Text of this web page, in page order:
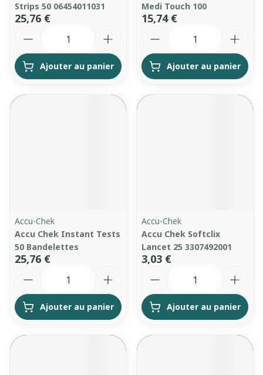
Strips 50 06454011031
25,76 €
Ajouter au panier
Medi Touch 100
15,74 €
Ajouter au panier
Accu-Chek
Accu Chek Instant Tests
50 Bandelettes
25,76 €
Ajouter au panier
Accu-Chek
Accu Chek Softclix
Lancet 25 3307492001
3,03 €
Ajouter au panier